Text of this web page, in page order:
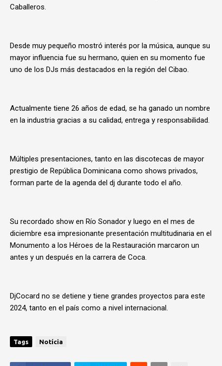
Caballeros.
Desde muy pequeño mostró interés por la música, aunque su
mayor influencia fue su hermano, quien en su momento fue
uno de los DJs más destacados en la región del Cibao.
Actualmente tiene 26 años de edad, se ha ganado un nombre
en la industria gracias a su calidad, entrega y responsabilidad.
Múltiples presentaciones, tanto en las discotecas de mayor
prestigio de República Dominicana como shows privados,
forman parte de la agenda del dj durante todo el año.
Su recordado show en Río Sonador y luego en el mes de
diciembre esa impresionante presentación multitudinaria en el
Monumento a los Héroes de la Restauración marcaron un
antes y un después en la carrera de Coca.
DjCocard no se detiene y tiene grandes proyectos para este
2024, tanto en el país como a nivel internacional.
Tags Notícia